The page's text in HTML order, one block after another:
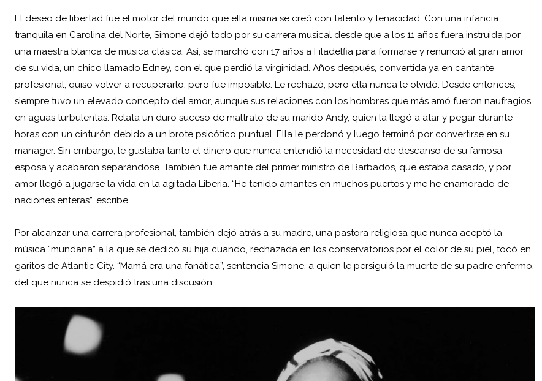
El deseo de libertad fue el motor del mundo que ella misma se creó con talento y tenacidad. Con una infancia
tranquila en Carolina del Norte, Simone dejó todo por su carrera musical desde que a los 11 años fuera instruida por
una maestra blanca de música clásica. Así, se marchó con 17 años a Filadelfia para formarse y renunció al gran amor
de su vida, un chico llamado Edney, con el que perdió la virginidad. Años después, convertida ya en cantante
profesional, quiso volver a recuperarlo, pero fue imposible. Le rechazó, pero ella nunca le olvidó. Desde entonces,
siempre tuvo un elevado concepto del amor, aunque sus relaciones con los hombres que más amó fueron naufragios
en aguas turbulentas. Relata un duro suceso de maltrato de su marido Andy, quien la llegó a atar y pegar durante
horas con un cinturón debido a un brote psicótico puntual. Ella le perdonó y luego terminó por convertirse en su
manager. Sin embargo, le gustaba tanto el dinero que nunca entendió la necesidad de descanso de su famosa
esposa y acabaron separándose. También fue amante del primer ministro de Barbados, que estaba casado, y por
amor llegó a jugarse la vida en la agitada Liberia. “He tenido amantes en muchos puertos y me he enamorado de
naciones enteras”, escribe.
Por alcanzar una carrera profesional, también dejó atrás a su madre, una pastora religiosa que nunca aceptó la
música “mundana” a la que se dedicó su hija cuando, rechazada en los conservatorios por el color de su piel, tocó en
garitos de Atlantic City. “Mamá era una fanática”, sentencia Simone, a quien le persiguió la muerte de su padre enfermo,
del que nunca se despidió tras una discusión.